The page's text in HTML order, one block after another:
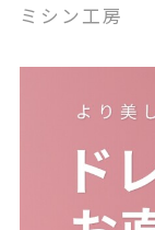
ミシン工房